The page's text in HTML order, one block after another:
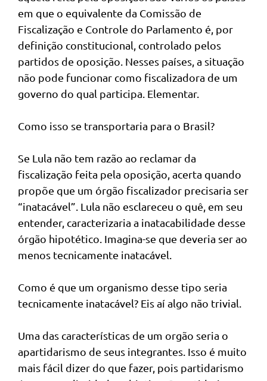
em que o equivalente da Comissão de
Fiscalização e Controle do Parlamento é, por
definição constitucional, controlado pelos
partidos de oposição. Nesses países, a situação
não pode funcionar como fiscalizadora de um
governo do qual participa. Elementar.
Como isso se transportaria para o Brasil?
Se Lula não tem razão ao reclamar da
fiscalização feita pela oposição, acerta quando
propõe que um órgão fiscalizador precisaria ser
“inatacável”. Lula não esclareceu o quê, em seu
entender, caracterizaria a inatacabilidade desse
órgão hipotético. Imagina-se que deveria ser ao
menos tecnicamente inatacável.
Como é que um organismo desse tipo seria
tecnicamente inatacável? Eis aí algo não trivial.
Uma das características de um orgão seria o
apartidarismo de seus integrantes. Isso é muito
mais fácil dizer do que fazer, pois partidarismo